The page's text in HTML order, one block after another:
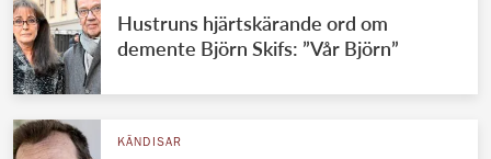
Hustruns hjärtskärande ord om
demente Björn Skifs: ”Vår Björn”
KÄNDISAR